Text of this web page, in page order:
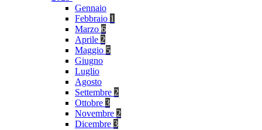
Gennaio
Febbraio 1
Marzo 6
Aprile 2
Maggio 5
Giugno
Luglio
Agosto
Settembre 2
Ottobre 3
Novembre 2
Dicembre 3